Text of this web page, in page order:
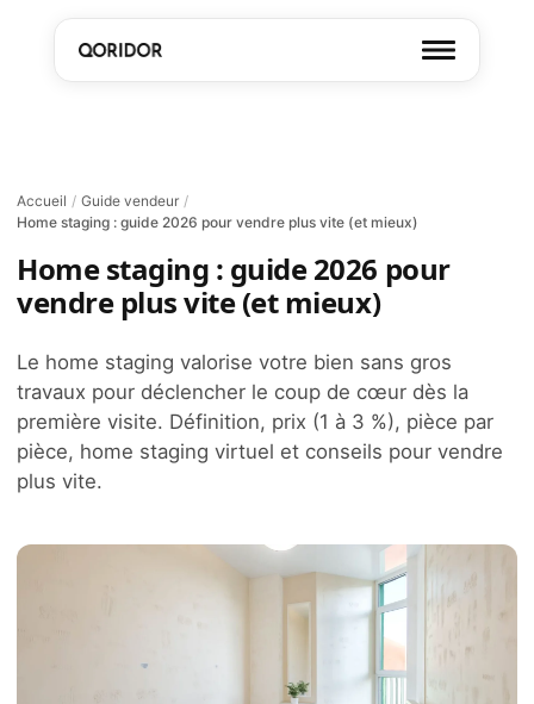
Accueil / Guide vendeur /
Home staging : guide 2026 pour vendre plus vite (et mieux)
Home staging : guide 2026 pour
vendre plus vite (et mieux)
Le home staging valorise votre bien sans gros
travaux pour déclencher le coup de cœur dès la
première visite. Définition, prix (1 à 3 %), pièce par
pièce, home staging virtuel et conseils pour vendre
plus vite.